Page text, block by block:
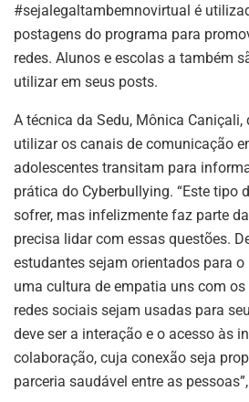
#sejalegaltambemnovirtual é
postagens do programa para
redes. Alunos e escolas a também
utilizar em seus posts.
A técnica da Sedu, Mônica Caniçali,
utilizar os canais de comunicação
adolescentes transitam para
prática do Cyberbullying. “Este tipo
sofrer, mas infelizmente faz parte
precisa lidar com essas questões.
estudantes sejam orientados para o
uma cultura de empatia uns com os
redes sociais sejam usadas para
deve ser a interação e o acesso às
colaboração, cuja conexão seja
parceria saudável entre as